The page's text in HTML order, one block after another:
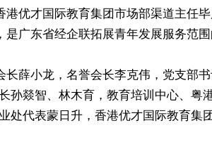
港优才国际教育集团市场部渠道主任
是广东省经企联拓展青年发展服务范
长薛小龙，名誉会长李克伟，党支部
孙燚智、林木育，教育培训中心、
处代表蒙日升， 香港优才国际教育集